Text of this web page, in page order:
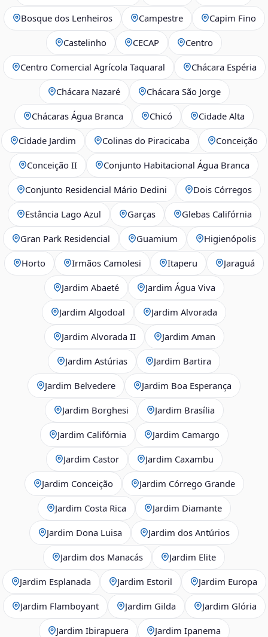
Bosque dos Lenheiros Campestre Capim Fino
Castelinho CECAP Centro
Centro Comercial Agrícola Taquaral Chácara Espéria
Chácara Nazaré Chácara São Jorge
Chácaras Água Branca Chicó Cidade Alta
Cidade Jardim Colinas do Piracicaba Conceição
Conceição II Conjunto Habitacional Água Branca
Conjunto Residencial Mário Dedini Dois Córregos
Estância Lago Azul Garças Glebas Califórnia
Gran Park Residencial Guamium Higienópolis
Horto Irmãos Camolesi Itaperu Jaraguá
Jardim Abaeté Jardim Água Viva
Jardim Algodoal Jardim Alvorada
Jardim Alvorada II Jardim Aman
Jardim Astúrias Jardim Bartira
Jardim Belvedere Jardim Boa Esperança
Jardim Borghesi Jardim Brasília
Jardim Califórnia Jardim Camargo
Jardim Castor Jardim Caxambu
Jardim Conceição Jardim Córrego Grande
Jardim Costa Rica Jardim Diamante
Jardim Dona Luisa Jardim dos Antúrios
Jardim dos Manacás Jardim Elite
Jardim Esplanada Jardim Estoril Jardim Europa
Jardim Flamboyant Jardim Gilda Jardim Glória
Jardim Ibirapuera Jardim Ipanema